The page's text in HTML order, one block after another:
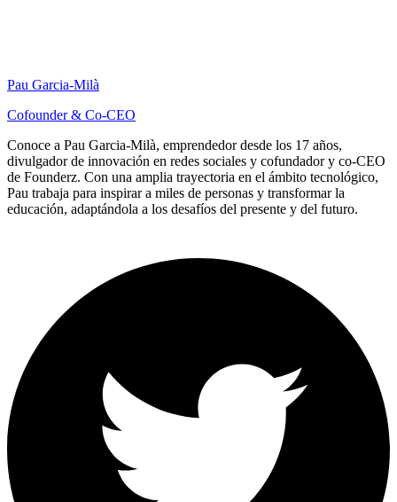
Pau Garcia-Milà
Cofounder & Co-CEO
Conoce a Pau Garcia-Milà, emprendedor desde los 17 años,
divulgador de innovación en redes sociales y cofundador y co-CEO
de Founderz. Con una amplia trayectoria en el ámbito tecnológico,
Pau trabaja para inspirar a miles de personas y transformar la
educación, adaptándola a los desafíos del presente y del futuro.